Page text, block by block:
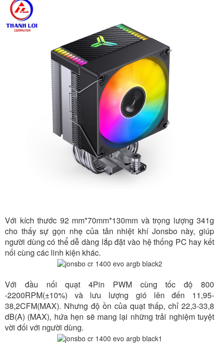
Với kích thước 92 mm*70mm*130mm và trọng lượng 341g
cho thấy sự gọn nhẹ của tản nhiệt khí Jonsbo này, giúp
người dùng có thể dễ dàng lắp đặt vào hệ thống PC hay kết
nối cùng các linh kiện khác.
Với đầu nối quạt 4Pin PWM cùng tốc độ 800
-2200RPM(±10%) và lưu lượng gió lên đến 11,95-
38,2CFM(MAX). Nhưng độ ồn của quạt thấp, chỉ 22,3-33,8
dB(A) (MAX), hứa hẹn sẽ mang lại những trải nghiệm tuyệt
vời đối với người dùng.